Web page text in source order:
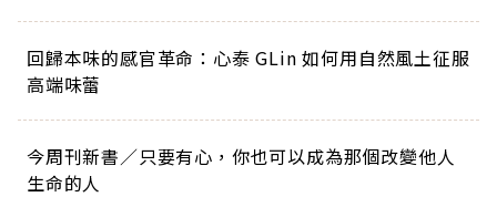
回歸本味的感官革命：心泰 GLin 如何用自然風土征服
高端味蕾
今周刊新書／只要有心，你也可以成為那個改變他人
生命的人